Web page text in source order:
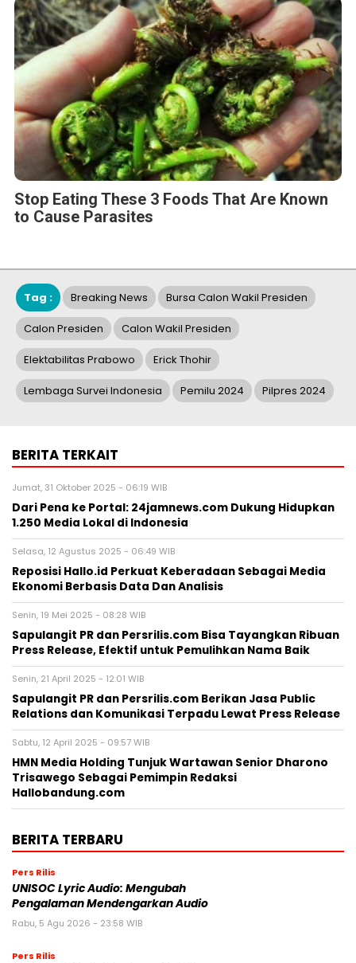
Stop Eating These 3 Foods That Are Known
to Cause Parasites
Tag : Breaking News Bursa Calon Wakil Presiden
Calon Presiden Calon Wakil Presiden
Elektabilitas Prabowo Erick Thohir
Lembaga Survei Indonesia Pemilu 2024 Pilpres 2024
BERITA TERKAIT
Jumat, 31 Oktober 2025 - 06:19 WIB
Dari Pena ke Portal: 24jamnews.com Dukung Hidupkan
1.250 Media Lokal di Indonesia
Selasa, 12 Agustus 2025 - 06:49 WIB
Reposisi Hallo.id Perkuat Keberadaan Sebagai Media
Ekonomi Berbasis Data Dan Analisis
Senin, 19 Mei 2025 - 08:28 WIB
Sapulangit PR dan Persrilis.com Bisa Tayangkan Ribuan
Press Release, Efektif untuk Pemulihkan Nama Baik
Senin, 21 April 2025 - 12:01 WIB
Sapulangit PR dan Persrilis.com Berikan Jasa Public
Relations dan Komunikasi Terpadu Lewat Press Release
Sabtu, 12 April 2025 - 09:57 WIB
HMN Media Holding Tunjuk Wartawan Senior Dharono
Trisawego Sebagai Pemimpin Redaksi
Hallobandung.com
BERITA TERBARU
Pers Rilis
UNISOC Lyric Audio: Mengubah
Pengalaman Mendengarkan Audio
Rabu, 5 Agu 2026 - 23:58 WIB
Pers Rilis